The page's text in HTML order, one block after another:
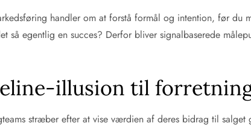
handler om at forstå formål og intention, før du
så egentlig en succes? Derfor bliver signalbaserede
illusion til
stræber efter at vise værdien af deres bidrag til